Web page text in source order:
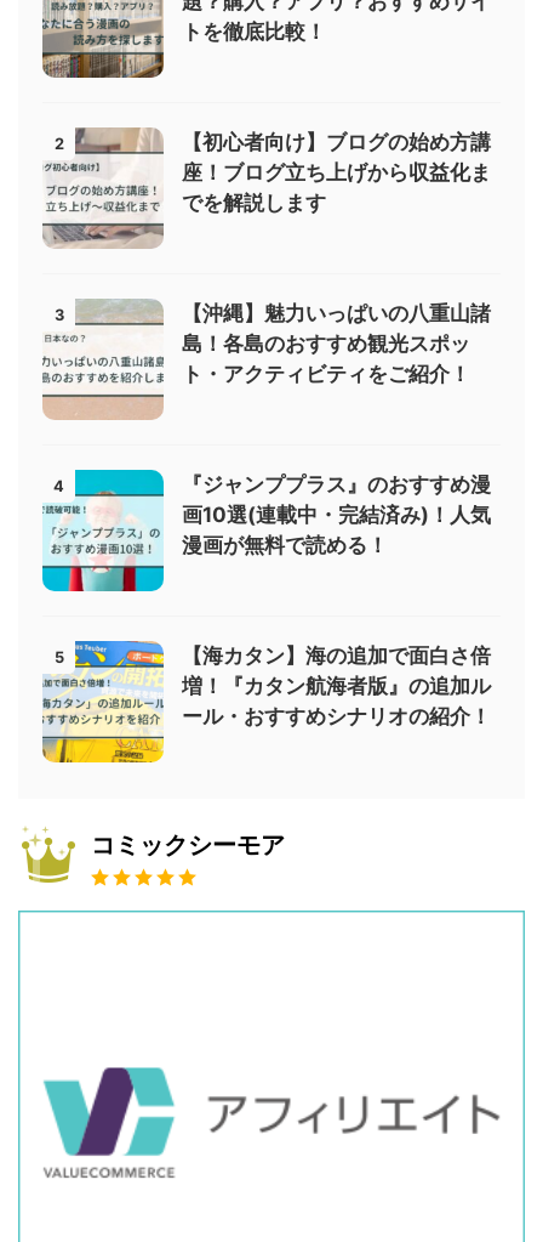
トを徹底比較！
2
【初心者向け】ブログの始め方講
座！ブログ立ち上げから収益化ま
でを解説します
3
【沖縄】魅力いっぱいの八重山諸
島！各島のおすすめ観光スポッ
ト・アクティビティをご紹介！
4
『ジャンププラス』のおすすめ漫
画10選(連載中・完結済み)！人気
漫画が無料で読める！
5
【海カタン】海の追加で面白さ倍
増！『カタン航海者版』の追加ル
ール・おすすめシナリオの紹介！
コミックシーモア